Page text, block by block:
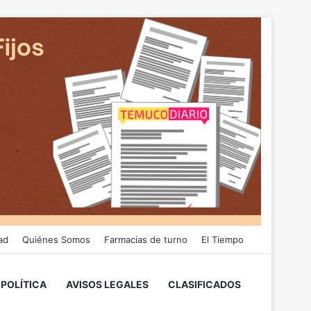
Quiénes Somos Farmacias de turno El Tiempo
POLÍTICA AVISOS LEGALES CLASIFICADOS